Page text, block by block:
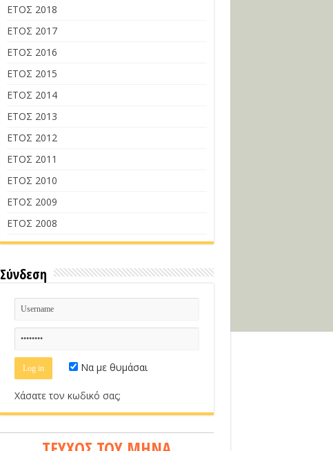
ΕΤΟΣ 2018
ΕΤΟΣ 2017
ΕΤΟΣ 2016
ΕΤΟΣ 2015
ΕΤΟΣ 2014
ΕΤΟΣ 2013
ΕΤΟΣ 2012
ΕΤΟΣ 2011
ΕΤΟΣ 2010
ΕΤΟΣ 2009
ΕΤΟΣ 2008
Σύνδεση
Να με θυμάσαι
Χάσατε τον κωδικό σας;